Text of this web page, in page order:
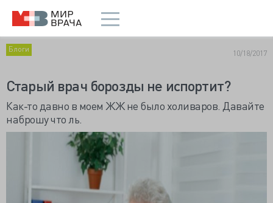
Блоги 10/18/2017
Старый врач борозды не испортит?
Как-то давно в моем ЖЖ не было холиваров. Давайте
наброшу что ль.